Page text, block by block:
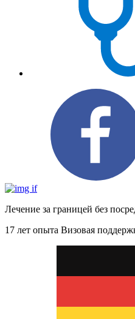
Лечение за границей без
17 лет опыта Визовая